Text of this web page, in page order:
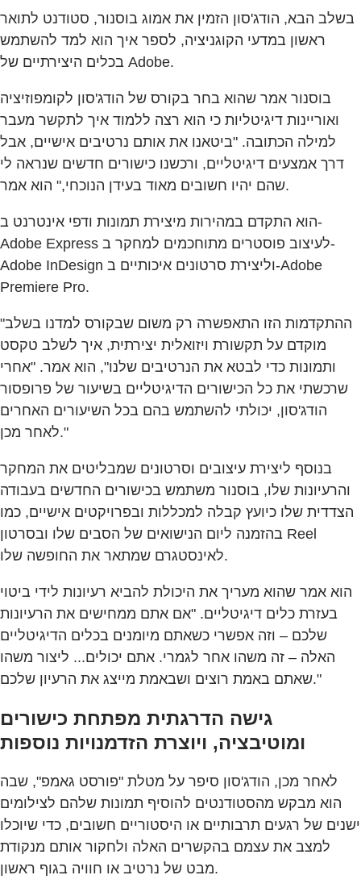
בשלב הבא, הודג'סון הזמין את אמוג בוסנור, סטודנט לתואר
ראשון במדעי הקוגניציה, לספר איך הוא למד להשתמש
בכלים היצירתיים של Adobe.
בוסנור אמר שהוא בחר בקורס של הודג'סון לקומפוזיציה
ואוריינות דיגיטליות כי הוא רצה ללמוד איך לתקשר מעבר
למילה הכתובה. "ביטאנו את אותם נרטיבים אישיים, אבל
דרך אמצעים דיגיטליים, ורכשנו כישורים חדשים שנראה לי
שהם יהיו חשובים מאוד בעידן הנוכחי," הוא אמר.
הוא התקדם במהירות מיצירת תמונות ודפי אינטרנט ב-
Adobe Express לעיצוב פוסטרים מתוחכמים למחקר ב-
Adobe InDesign וליצירת סרטונים איכותיים ב-Adobe
Premiere Pro.
"ההתקדמות הזו התאפשרה רק משום שבקורס למדנו בשלב
מוקדם על תקשורת ויזואלית יצירתית, איך לשלב טקסט
ותמונות כדי לבטא את הנרטיבים שלנו", הוא אמר. "אחרי
שרכשתי את כל הכישורים הדיגיטליים בשיעור של פרופסור
הודג'סון, יכולתי להשתמש בהם בכל השיעורים האחרים
לאחר מכן."
בנוסף ליצירת עיצובים וסרטונים שמבליטים את המחקר
והרעיונות שלו, בוסנור משתמש בכישורים החדשים בעבודה
הצדדית שלו כיועץ קבלה למכללות ובפרויקטים אישיים, כמו
בהזמנה ליום הנישואים של הסבים שלו ובסרטון Reel
לאינסטגרם שמתאר את החופשה שלו.
הוא אמר שהוא מעריך את היכולת להביא רעיונות לידי ביטוי
בעזרת כלים דיגיטליים. "אם אתם ממחישים את הרעיונות
שלכם – וזה אפשרי כשאתם מיומנים בכלים הדיגיטליים
האלה – זה משהו אחר לגמרי. אתם יכולים... ליצור משהו
שאתם באמת רוצים ושבאמת מייצג את הרעיון שלכם."
גישה הדרגתית מפתחת כישורים
ומוטיבציה, ויוצרת הזדמנויות נוספות
לאחר מכן, הודג'סון סיפר על מטלת "פורסט גאמפ", שבה
הוא מבקש מהסטודנטים להוסיף תמונות שלהם לצילומים
ישנים של רגעים תרבותיים או היסטוריים חשובים, כדי שיוכלו
למצב את עצמם בהקשרים האלה ולחקור אותם מנקודת
מבט של נרטיב או חוויה בגוף ראשון.